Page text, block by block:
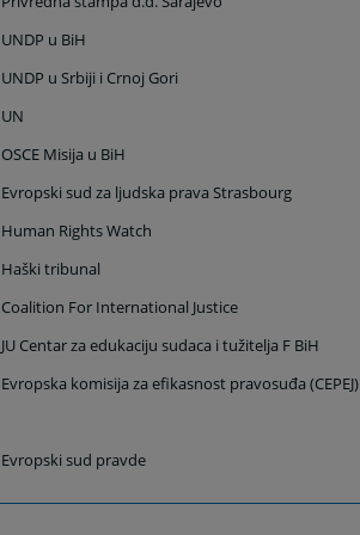
UNDP u BiH
UNDP u Srbiji i Crnoj Gori
UN
OSCE Misija u BiH
Evropski sud za ljudska pravaStrasbourg
Human Rights Watch
Haški tribunal
Coalition For International Justice
JU Centar za edukaciju sudaca i tužitelja F BiH
Evropska komisija za efikasnost pravosuđa (CEPEJ)
Evropski sud pravde